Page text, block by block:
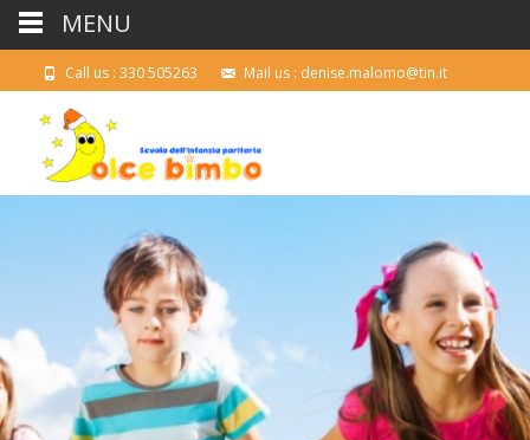
Call us : 330 505263 Mail us : denise.malomo@tin.it
MENU